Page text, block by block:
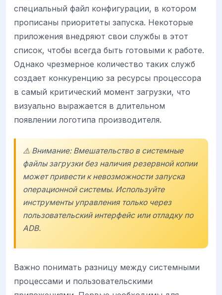
специальный файл конфигурации, в котором
прописаны приоритеты запуска. Некоторые
приложения внедряют свои службы в этот
список, чтобы всегда быть готовыми к работе.
Однако чрезмерное количество таких служб
создает конкуренцию за ресурсы процессора
в самый критический момент загрузки, что
визуально выражается в длительном
появлении логотипа производителя.
⚠️ Внимание: Вмешательство в системные
файлы загрузки без наличия резервной копии
может привести к невозможности запуска
операционной системы. Используйте
инструменты управления только через
пользовательский интерфейс или отладку по
ADB.
Важно понимать разницу между системными
процессами и пользовательскими